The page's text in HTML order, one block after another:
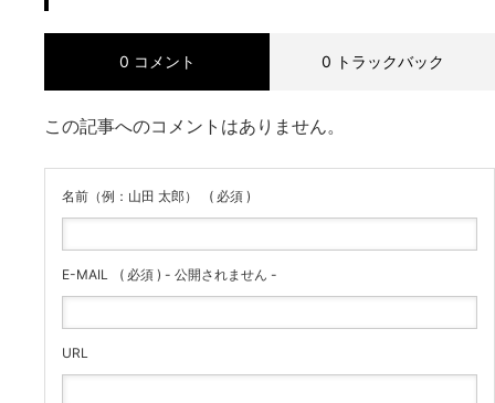
0 コメント 0 トラックバック
この記事へのコメントはありません。
名前（例：山田 太郎） ( 必須 )
E-MAIL ( 必須 ) - 公開されません -
URL